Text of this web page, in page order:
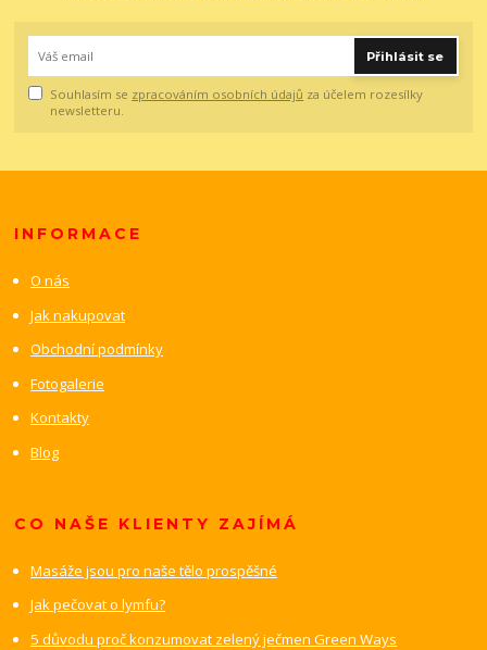
Přihlásit se
Souhlasím se zpracováním osobních údajů za účelem rozesílky
newsletteru.
INFORMACE
O nás
Jak nakupovat
Obchodní podmínky
Fotogalerie
Kontakty
Blog
CO NAŠE KLIENTY ZAJÍMÁ
Masáže jsou pro naše tělo prospěšné
Jak pečovat o lymfu?
5 důvodu proč konzumovat zelený ječmen Green Ways